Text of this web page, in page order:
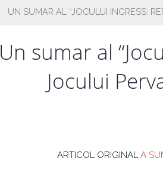
UN SUMAR AL “JOCULUI INGRESS:
Un sumar al
Jocului
ARTICOL ORIGINALA